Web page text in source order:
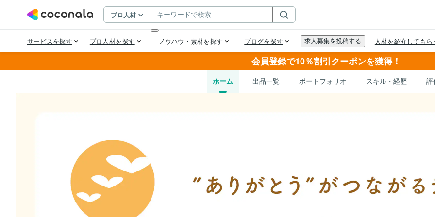
会員登録で10％割引クーポンを獲得！
ホーム 出品一覧 ポートフォリオ スキル・経歴 評